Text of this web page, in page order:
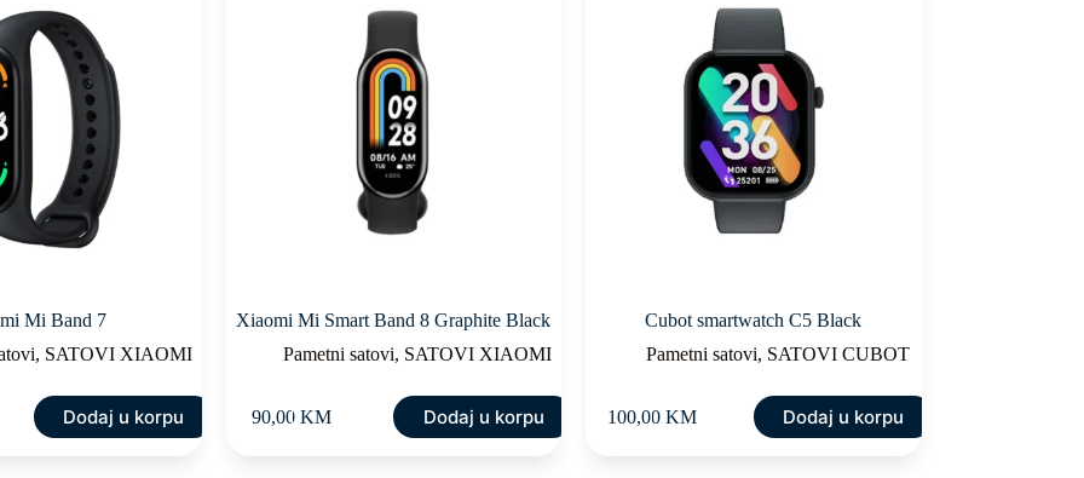
Mi Band 7
, SATOVI XIAOMI
Dodaj u korpu
Xiaomi Mi Smart Band 8 Graphite Black
Pametni satovi, SATOVI XIAOMI
90,00KM Dodaj u korpu
Cubot smartwatch C5 Black
Pametni satovi, SATOVI CUBOT
100,00 KM Dodaj u korpu